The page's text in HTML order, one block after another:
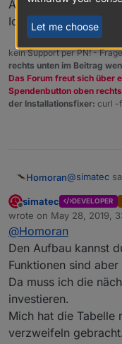
Also eine versteckte
Ich habe immer die
kein Support per PN! -
rechts unten im Beitrag
Das Forum freut sich über
Spendenbutton oben
der Installationsfixer: curl -
Homoran@simatec
So
Kann man
Am Handy
@simatec
Zeit
Liegt
Also eine
Offline
simatec DEVELOPER
wrote on May 28, 2019,
last edited by
@Homoran
Den Aufbau kannst
Funktionen sind
Da muss ich die
investieren.
Mich hat die Tabelle
verzweifeln gebracht.
Let me choose